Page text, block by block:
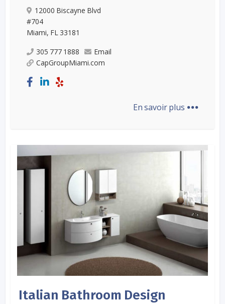
12000 Biscayne Blvd
#704
Miami, FL 33181
305 777 1888
Email
CapGroupMiami.com
En savoir plus ...
Italian Bathroom Design